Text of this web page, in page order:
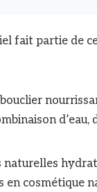
fait partie de
en cosmétique